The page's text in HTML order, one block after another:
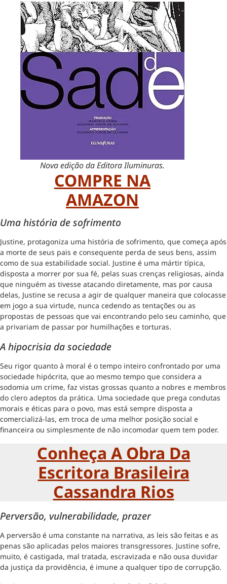
Nova edição da Editora Iluminuras.
COMPRE NA
AMAZON
Uma história de sofrimento
Justine, protagoniza uma história de sofrimento, que começa após
a morte de seus pais e consequente perda de seus bens, assim
como de sua estabilidade social. Justine é uma mártir típica,
disposta a morrer por sua fé, pelas suas crenças religiosas, ainda
que ninguém as tivesse atacando diretamente, mas por causa
delas, Justine se recusa a agir de qualquer maneira que colocasse
em jogo a sua virtude, nunca cedendo as tentações ou as
propostas de pessoas que vai encontrando pelo seu caminho, que
a privariam de passar por humilhações e torturas.
A hipocrisia da sociedade
Seu rigor quanto à moral é o tempo inteiro confrontado por uma
sociedade hipócrita, que ao mesmo tempo que considera a
sodomia um crime, faz vistas grossas quanto a nobres e membros
do clero adeptos da prática. Uma sociedade que prega condutas
morais e éticas para o povo, mas está sempre disposta a
comercializá-las, em troca de uma melhor posição social e
financeira ou simplesmente de não incomodar quem tem poder.
Conheça A Obra Da
Escritora Brasileira
Cassandra Rios
Perversão, vulnerabilidade, prazer
A perversão é uma constante na narrativa, as leis são feitas e as
penas são aplicadas pelos maiores transgressores. Justine sofre,
muito, é castigada, mal tratada, escravizada e não ousa duvidar
da justiça da providência, é imune a qualquer tipo de corrupção.